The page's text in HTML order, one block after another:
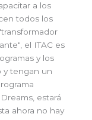
a los
todos los
el ITAC es
y los
y tengan un
estará
ahora no hay